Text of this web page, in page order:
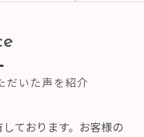
だいた声を紹介
ております。お客様の